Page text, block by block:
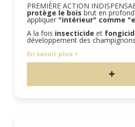
PREMIÈRE ACTION
protège le bois brut en
appliquer "intérieur" comme
A la fois insecticide et
développement des
En savoir plus